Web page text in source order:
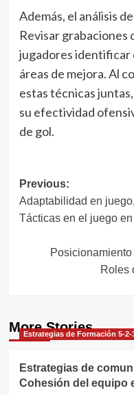
Además, el análisis
Revisar grabaciones
jugadores identificar
áreas de mejora. Al
estas técnicas
su efectividad
de gol.
Post
navigation
Previous:
Adaptabilidad en
Tácticas en el juego
Roles
More Stories
Estrategias de Formación 5-2-
Estrategias de
Cohesión del equipo